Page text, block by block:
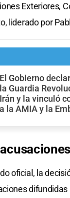
Exteriores,
liderado por
El Gobierno
la Guardia
Irán y la vinculó
a la AMIA y la
oficial, la